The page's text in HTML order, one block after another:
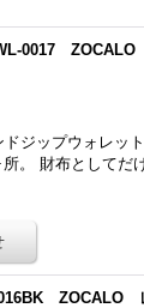
0017
ジップウォレッ
。 財布としてだ
ZOCALO